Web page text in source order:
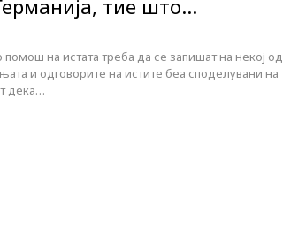
тие што…
на истата треба да се запишат на некој од
и одговорите на истите беа споделувани на
дека…